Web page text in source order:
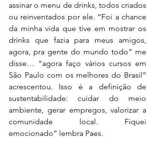
assinar o menu de drinks, todos criados
ou reinventados por ele. “Foi a chance
da minha vida que tive em mostrar os
drinks que fazia para meus amigos,
agora, pra gente do mundo todo” me
disse… “agora faço vários cursos em
São Paulo com os melhores do Brasil”
acrescentou. Isso é a definição de
sustentabilidade: cuidar do meio
ambiente, gerar empregos, valorizar a
comunidade local. Fiquei
emocionado” lembra Paes.